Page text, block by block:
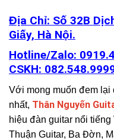
Địa Chỉ: Số 32B
Giấy, Hà Nội.
Hotline/Zalo:
CSKH:
Với mong muốn đem lại
nhất, Thân Nguyến
hiệu đàn guitar nổi
Thuận Guitar, Ba Đờn,